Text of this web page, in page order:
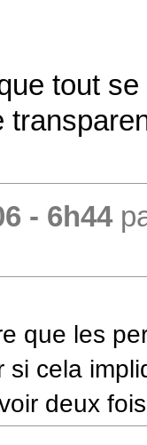
tout
- 6h44
que les
si cela
deux